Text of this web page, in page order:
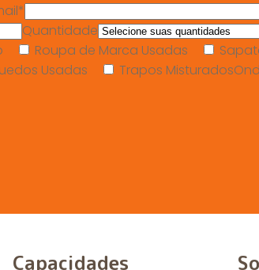
Quantidade
Roupa de Marca Usadas
Usadas Trapos Misturados
Capacidades